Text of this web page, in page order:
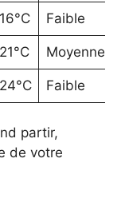
16°C Faible
21°C Moyenne
24°C Faible
partir,
de votre